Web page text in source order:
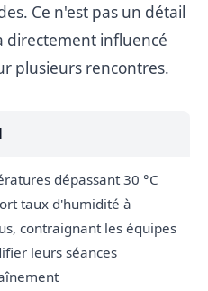
Ce n'est pas un détail
directement influencé
plusieurs rencontres.
dépassant 30 °C
taux d'humidité à
contraignant les équipes
leurs séances